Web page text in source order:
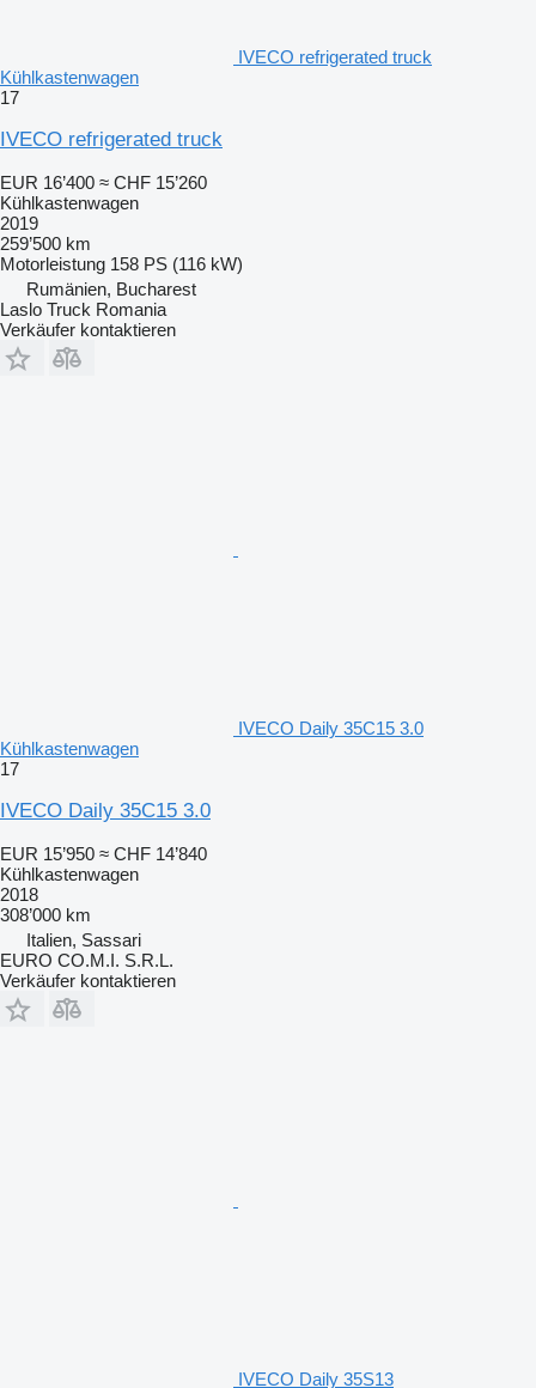
IVECO refrigerated truck
Kühlkastenwagen
17
IVECO refrigerated truck
EUR 16’400 ≈ CHF 15’260
Kühlkastenwagen
2019
259’500 km
Motorleistung 158 PS (116 kW)
Rumänien, Bucharest
Laslo Truck Romania
Verkäufer kontaktieren
IVECO Daily 35C15 3.0
Kühlkastenwagen
17
IVECO Daily 35C15 3.0
EUR 15’950 ≈ CHF 14’840
Kühlkastenwagen
2018
308’000 km
Italien, Sassari
EURO CO.M.I. S.R.L.
Verkäufer kontaktieren
IVECO Daily 35S13